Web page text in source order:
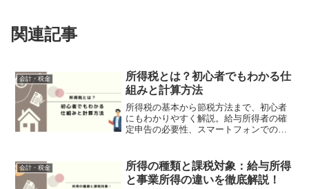
関連記事
会計・税金
所得税とは？初心者でもわかる仕
組みと計算方法
所得税の基本から節税方法まで、初心者
にもわかりやすく解説。給与所得者の確
定申告の必要性、スマートフォンでの申
の仕組みをステップバイステップで説明
し、確定申告への不安を解消します。
会計・税金
所得の種類と課税対象：給与所得
と事業所得の違いを徹底解説！